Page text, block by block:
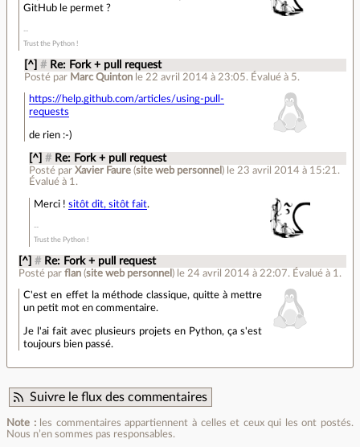
GitHub le permet ?
Trust the Python !
[^] # Re: Fork + pull request
Posté par Marc Quinton le 22 avril 2014 à 23:05. Évalué à 5.
https://help.github.com/articles/using-pull-
requests
de rien :-)
[^] # Re: Fork + pull request
Posté par Xavier Faure (site web personnel ) le 23 avril 2014 à 15:21 .
Évalué à 1 .
Merci !sitôt dit, sitôt fait.
Trust the Python !
[^] # Re: Fork + pull request
Posté parflan (site web personnel ) le 24 avril 2014 à 22:07. Évalué à 1 .
C'est en effet la méthode classique, quitte à mettre
un petit mot en commentaire.
Je l'ai fait avec plusieurs projets en Python, ça s'est
toujours bien passé.
Suivre le flux des commentaires
Note :les commentaires appartiennent à celles et ceux qui les ont postés.
Nous n’en sommes pas responsables.